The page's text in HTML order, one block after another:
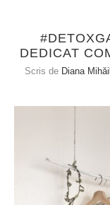
DEDICAT
Scris de Diana